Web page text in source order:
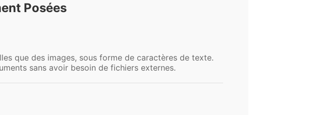
Posées
que des images, sous forme de caractères de texte.
sans avoir besoin de fichiers externes.